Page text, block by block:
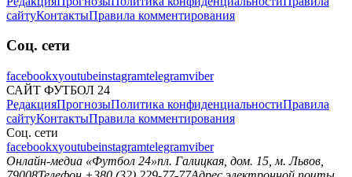
сайтуКонтактыПравила комментирования
Соц. сети
facebookxyoutubeinstagramtelegramviber
САЙТ ФУТБОЛ 24
РедакцияПрогнозыПолитика конфиденциальностиПравила
сайтуКонтактыПравила комментирования
Соц. сети
facebookxyoutubeinstagramtelegramviber
Онлайн-медиа «Футбол 24»пл. Галицкая, дом. 15, м. Львов,